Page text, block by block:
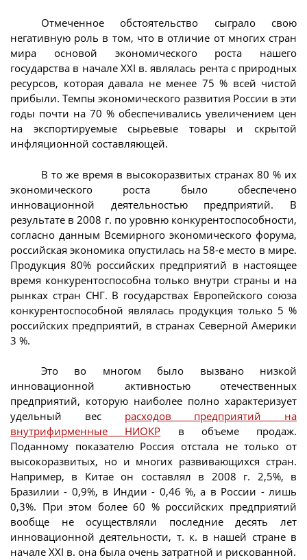
Отмеченное обстоятельство сыграло свою
негативную роль в том, что в отличие от многих стран
мира основой экономического роста нашего
государства в начале XXI в. являлась рента с природных
ресурсов, которая давала не менее 75 % всей чистой
прибыли. Темпы экономического развития России в эти
годы почти на 70 % обеспечивались увеличением цен
на экспортируемые сырьевые товары и скрытой
инфляционной составляющей.
В то же время в высокоразвитых странах 80 % их
экономического роста было обеспечено
инновационной деятельностью предприятий. В
результате в 2008 г. по уровню конкурентоспособности,
согласно данным Всемирного экономического форума,
российская экономика опустилась на 58-е место в мире.
Продукция 80% российских предприятий в настоящее
время конкурентоспособна только внутри страны и на
рынках стран СНГ. В государствах Европейского союза
конкурентоспособной являлась продукция только 5 %
российских предприятий, в странах Северной Америки
3 %.
Это во многом было вызвано низкой
инновационной активностью отечественных
предприятий, которую наиболее полно характеризует
удельный вес расходов предприятий на
внутрифирменные НИОКР в объеме продаж.
Поданному показателю Россия отстала не только от
высокоразвитых, но и многих развивающихся стран.
Например, в Китае он составлял в 2008 г. 2,5%, в
Бразилии - 0,9%, в Индии - 0,46 %, а в России - лишь
0,3%. При этом более 60 % российских предприятий
вообще не осуществляли последние десять лет
инновационной деятельности, т. к. в нашей стране в
начале XXI в. она была очень затратной и рискованной.